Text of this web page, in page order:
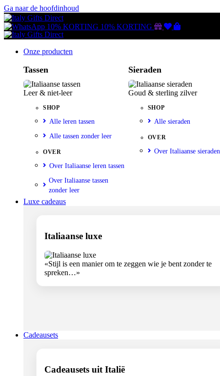
Ga naar de hoofdinhoud
10% KORTING 10% KORTING Gutscheine
Wunschliste
Warenkorb
Onze producten
Tassen
Leer & niet-leer
SHOP
Alle leren tassen
Alle tassen zonder leer
OVER
Over Italiaanse leren tassen
Over Italiaanse tassen
zonder leer
Sieraden
Goud & sterling zilver
SHOP
Alle sieraden
OVER
Over Italiaanse sieraden
Luxe cadeaus
Italiaanse luxe
«Stijl is een manier om te zeggen wie je bent zonder te
spreken…»
Cadeausets
Cadeausets uit Italië